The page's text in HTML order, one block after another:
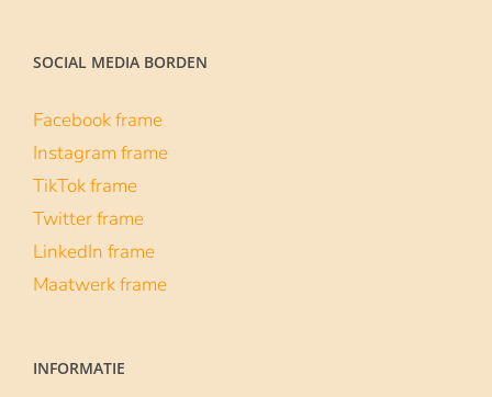
SOCIAL MEDIA BORDEN
Facebook frame
Instagram frame
TikTok frame
Twitter frame
LinkedIn frame
Maatwerk frame
INFORMATIE